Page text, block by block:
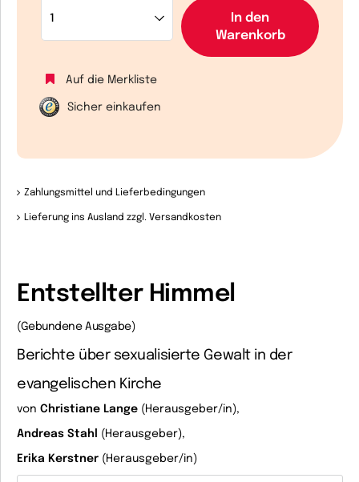
In den
Warenkorb
Auf die Merkliste
Sicher einkaufen
Zahlungsmittel und Lieferbedingungen
Lieferung ins Ausland zzgl. Versandkosten
Entstellter Himmel
(Gebundene Ausgabe)
Berichte über sexualisierte Gewalt in der
evangelischen Kirche
von Christiane Lange (Herausgeber/in),
Andreas Stahl (Herausgeber),
Erika Kerstner (Herausgeber/in)